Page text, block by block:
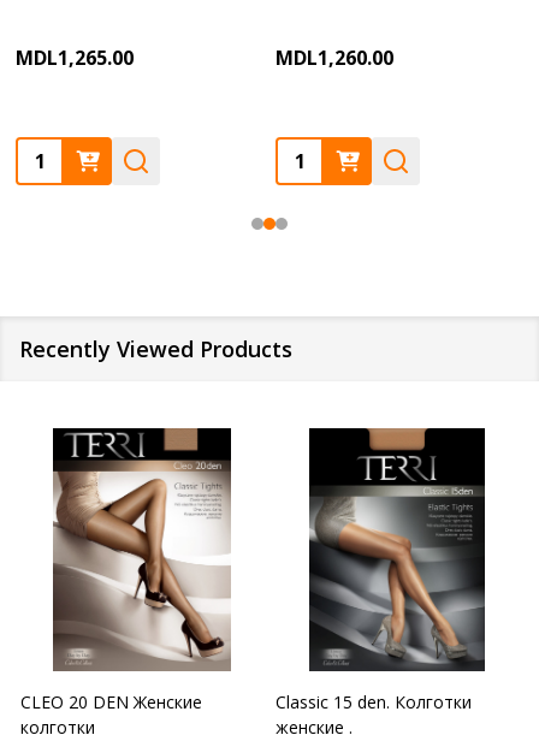
MDL1,265.00
Quantity:
MDL1,260.00
Quantity:
Recently Viewed Products
CLEO 20 DEN Женские
колготки
Classic 15 den. Колготки
женские .